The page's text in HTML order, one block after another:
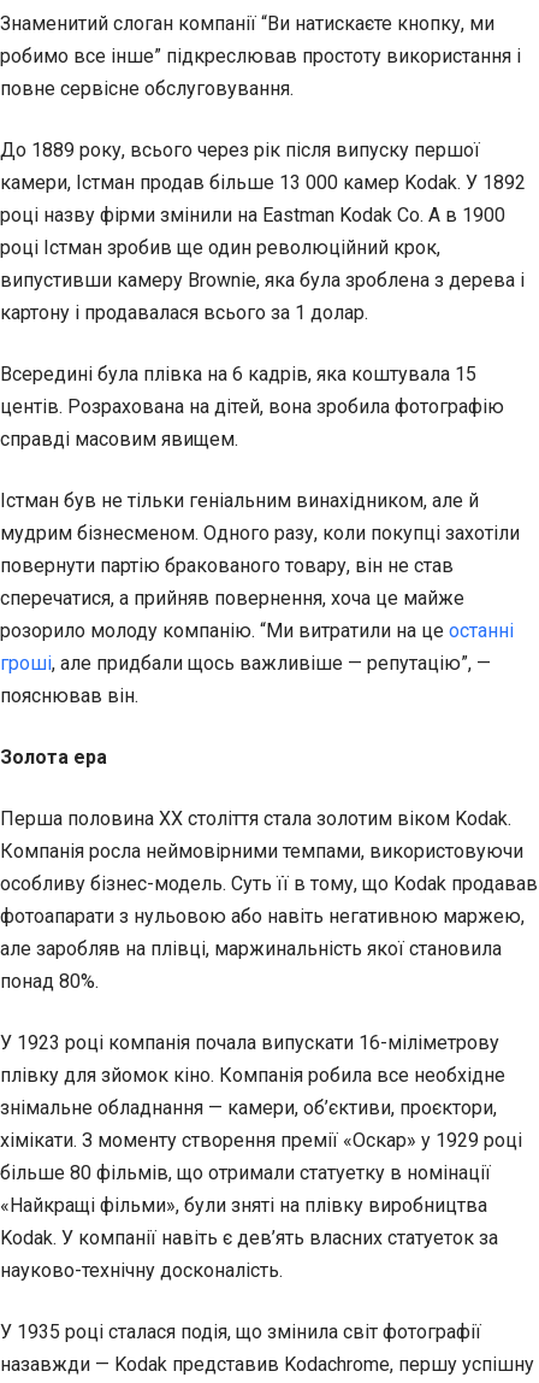
Знаменитий слоган компанії “Ви натискаєте кнопку, ми
робимо все інше” підкреслював простоту використання і
повне сервісне обслуговування.
До 1889 року, всього через рік після випуску першої
камери, Істман продав більше 13 000 камер Kodak. У 1892
році назву фірми змінили на Eastman Kodak Co. А в 1900
році Істман зробив ще один революційний крок,
випустивши камеру Brownie, яка була зроблена з дерева і
картону і продавалася всього за 1 долар.
Всередині була плівка на 6 кадрів, яка коштувала 15
центів. Розрахована на дітей, вона зробила фотографію
справді масовим явищем.
Істман був не тільки геніальним винахідником, але й
мудрим бізнесменом. Одного разу, коли покупці захотіли
повернути партію бракованого товару, він не став
сперечатися, а прийняв повернення, хоча це майже
розорило молоду компанію. “Ми витратили на це останні
гроші, але придбали щось важливіше — репутацію”, —
пояснював він.
Золота ера
Перша половина XX століття стала золотим віком Kodak.
Компанія росла неймовірними темпами, використовуючи
особливу бізнес-модель. Суть її в тому, що Kodak продавав
фотоапарати з нульовою або навіть негативною маржею,
але заробляв на плівці, маржинальність якої становила
понад 80%.
У 1923 році компанія почала випускати 16-міліметрову
плівку для зйомок кіно. Компанія робила все необхідне
знімальне обладнання — камери, об’єктиви, проєктори,
хімікати. З моменту створення премії «Оскар» у 1929 році
більше 80 фільмів, що отримали статуетку в номінації
«Найкращі фільми», були зняті на плівку виробництва
Kodak. У компанії навіть є дев’ять власних статуеток за
науково-технічну досконалість.
У 1935 році сталася подія, що змінила світ фотографії
назавжди — Kodak представив Kodachrome, першу успішну